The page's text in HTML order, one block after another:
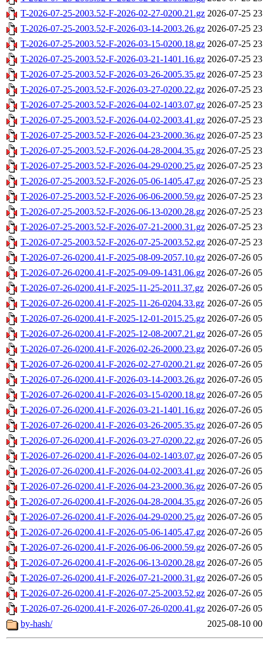
T-2026-07-25-2003.52-F-2026-02-27-0200.21.gz 2026-07-25
T-2026-07-25-2003.52-F-2026-03-14-2003.26.gz 2026-07-25
T-2026-07-25-2003.52-F-2026-03-15-0200.18.gz 2026-07-25
T-2026-07-25-2003.52-F-2026-03-21-1401.16.gz 2026-07-25
T-2026-07-25-2003.52-F-2026-03-26-2005.35.gz 2026-07-25
T-2026-07-25-2003.52-F-2026-03-27-0200.22.gz 2026-07-25
T-2026-07-25-2003.52-F-2026-04-02-1403.07.gz 2026-07-25
T-2026-07-25-2003.52-F-2026-04-02-2003.41.gz 2026-07-25
T-2026-07-25-2003.52-F-2026-04-23-2000.36.gz 2026-07-25
T-2026-07-25-2003.52-F-2026-04-28-2004.35.gz 2026-07-25
T-2026-07-25-2003.52-F-2026-04-29-0200.25.gz 2026-07-25
T-2026-07-25-2003.52-F-2026-05-06-1405.47.gz 2026-07-25
T-2026-07-25-2003.52-F-2026-06-06-2000.59.gz 2026-07-25
T-2026-07-25-2003.52-F-2026-06-13-0200.28.gz 2026-07-25
T-2026-07-25-2003.52-F-2026-07-21-2000.31.gz 2026-07-25
T-2026-07-25-2003.52-F-2026-07-25-2003.52.gz 2026-07-25
T-2026-07-26-0200.41-F-2025-08-09-2057.10.gz 2026-07-26
T-2026-07-26-0200.41-F-2025-09-09-1431.06.gz 2026-07-26
T-2026-07-26-0200.41-F-2025-11-25-2011.37.gz 2026-07-26
T-2026-07-26-0200.41-F-2025-11-26-0204.33.gz 2026-07-26
T-2026-07-26-0200.41-F-2025-12-01-2015.25.gz 2026-07-26
T-2026-07-26-0200.41-F-2025-12-08-2007.21.gz 2026-07-26
T-2026-07-26-0200.41-F-2026-02-26-2000.23.gz 2026-07-26
T-2026-07-26-0200.41-F-2026-02-27-0200.21.gz 2026-07-26
T-2026-07-26-0200.41-F-2026-03-14-2003.26.gz 2026-07-26
T-2026-07-26-0200.41-F-2026-03-15-0200.18.gz 2026-07-26
T-2026-07-26-0200.41-F-2026-03-21-1401.16.gz 2026-07-26
T-2026-07-26-0200.41-F-2026-03-26-2005.35.gz 2026-07-26
T-2026-07-26-0200.41-F-2026-03-27-0200.22.gz 2026-07-26
T-2026-07-26-0200.41-F-2026-04-02-1403.07.gz 2026-07-26
T-2026-07-26-0200.41-F-2026-04-02-2003.41.gz 2026-07-26
T-2026-07-26-0200.41-F-2026-04-23-2000.36.gz 2026-07-26
T-2026-07-26-0200.41-F-2026-04-28-2004.35.gz 2026-07-26
T-2026-07-26-0200.41-F-2026-04-29-0200.25.gz 2026-07-26
T-2026-07-26-0200.41-F-2026-05-06-1405.47.gz 2026-07-26
T-2026-07-26-0200.41-F-2026-06-06-2000.59.gz 2026-07-26
T-2026-07-26-0200.41-F-2026-06-13-0200.28.gz 2026-07-26
T-2026-07-26-0200.41-F-2026-07-21-2000.31.gz 2026-07-26
T-2026-07-26-0200.41-F-2026-07-25-2003.52.gz 2026-07-26
T-2026-07-26-0200.41-F-2026-07-26-0200.41.gz 2026-07-26
by-hash/
2025-08-10